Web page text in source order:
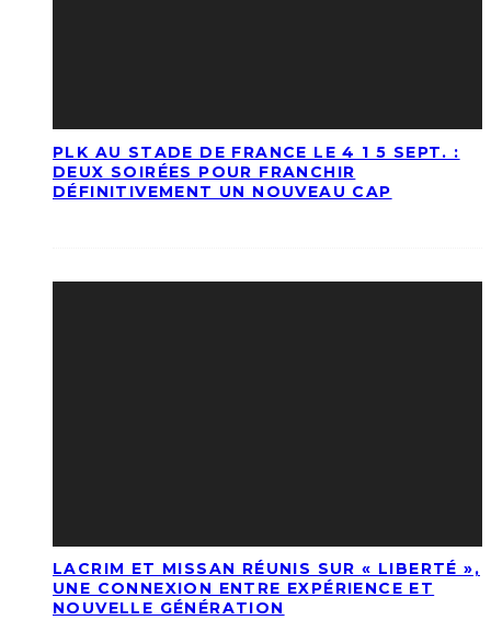
PLK AU STADE DE FRANCE LE 4 1 5 SEPT. :
DEUX SOIRÉES POUR FRANCHIR
DÉFINITIVEMENT UN NOUVEAU CAP
LACRIM ET MISSAN RÉUNIS SUR « LIBERTÉ »,
UNE CONNEXION ENTRE EXPÉRIENCE ET
NOUVELLE GÉNÉRATION